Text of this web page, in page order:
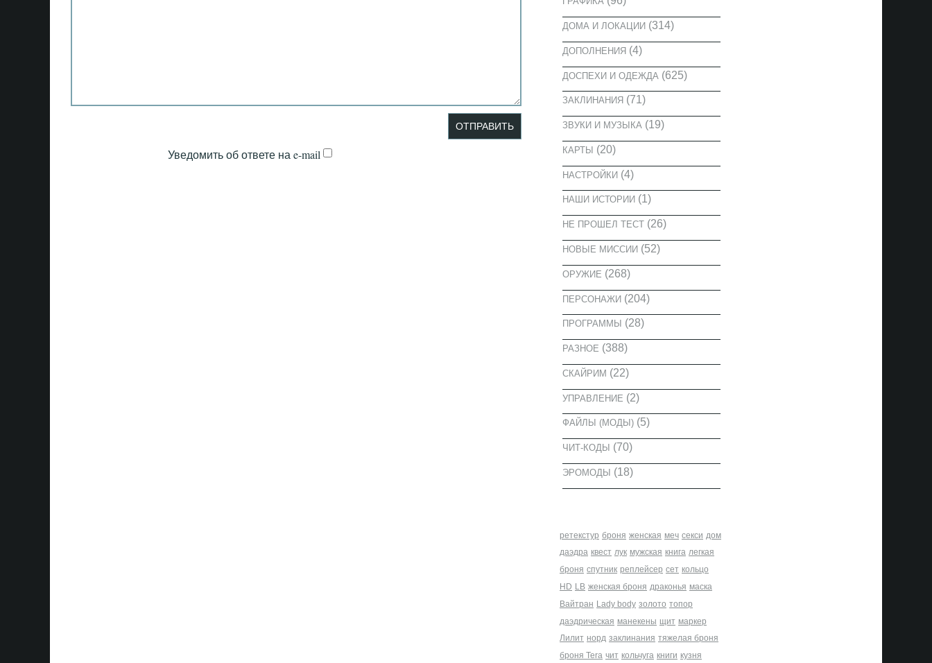
Уведомить об ответе на e-mail
ДОМА И ЛОКАЦИИ(314)
ДОПОЛНЕНИЯ(4)
ДОСПЕХИ И ОДЕЖДА (625)
ЗАКЛИНАНИЯ(71)
ЗВУКИ И МУЗЫКА (19)
КАРТЫ (20)
НАСТРОЙКИ(4)
НАШИ ИСТОРИИ(1)
НЕ ПРОШЕЛ ТЕСТ(26)
НОВЫЕ МИССИИ(52)
ОРУЖИЕ (268)
ПЕРСОНАЖИ(204)
ПРОГРАММЫ (28)
РАЗНОЕ (388)
СКАЙРИМ (22)
УПРАВЛЕНИЕ (2)
ФАЙЛЫ (МОДЫ)(5)
ЧИТ-КОДЫ (70)
ЭРОМОДЫ (18)
ретекстур броня женская меч секси дом
даэдра квест лук мужская книга легкая
броня спутник реплейсер сет кольцо
HD LB женская броня драконья маска
Вайтран Lady body золото топор
даэдрическая манекены щит маркер
Лилит норд заклинания тяжелая броня
броня Tera чит кольчуга книги кузня